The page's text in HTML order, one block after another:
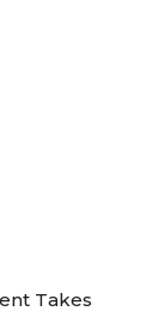
Takes